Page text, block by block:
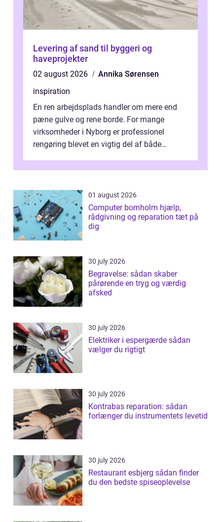
Levering af sand til byggeri og
haveprojekter
02 august 2026
Annika Sørensen
inspiration
En ren arbejdsplads handler om mere end
pæne gulve og rene borde. For mange
virksomheder i Nyborg er professionel
rengøring blevet en vigtig del af både
samlede ...
01 august 2026
Computer bornholm hjælp,
rådgivning og reparation tæt på
dig
30 july 2026
Begravelse: sådan skaber
pårørende en tryg og værdig
afsked
30 july 2026
Elektriker i espergærde sådan
vælger du rigtigt
30 july 2026
Kontrabas reparation: sådan
forlænger du instrumentets levetid
30 july 2026
Restaurant esbjerg sådan finder
du den bedste spiseoplevelse